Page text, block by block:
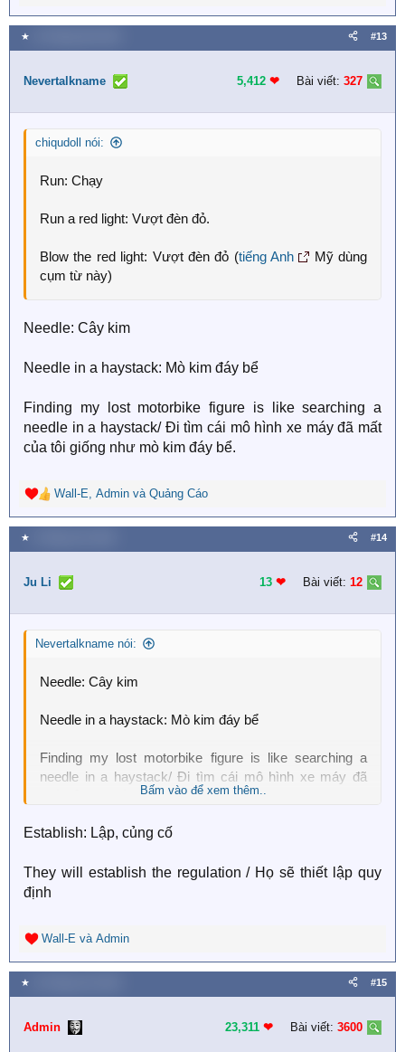
e
a
c
i
n
s
★ #13
Nevertalkname 5,412 ❤︎ Bài viết: 327
chiqudoll nói:
Run: Chạy
Run a red light: Vượt đèn đỏ.
Blow the red light: Vượt đèn đỏ (tiếng Anh
Mỹ dùng
cụm từ này)
Needle: Cây kim
Needle in a haystack: Mò kim đáy bể
Finding my lost motorbike figure is like searching a
needle in a haystack/ Đi tìm cái mô hình xe máy đã mất
của tôi giống như mò kim đáy bể.
R
e
a
c
i
n
s
Wall-E, Admin và Quảng Cáo
★ #14
Ju Li 13 ❤︎ Bài viết: 12
Nevertalkname nói:
Needle: Cây kim
Needle in a haystack: Mò kim đáy bể
Finding my lost motorbike figure is like searching a
needle in a haystack/ Đi tìm cái mô hình xe máy đã
mất của tôi giống như mò kim đáy bể.
Bấm vào để xem thêm..
Establish: Lập, củng cố
They will establish the regulation / Họ sẽ thiết lập quy
định
R
e
a
c
i
Wall-E và Admin
★ #15
Admin 23,311 ❤︎ Bài viết: 3600